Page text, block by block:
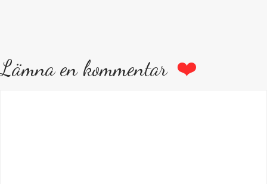
Lämna en kommentar